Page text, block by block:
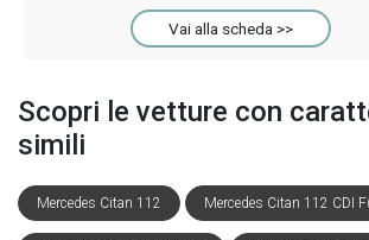
Vai alla scheda >>
Scopri le vetture con
simili
Mercedes Citan 112 Mercedes Citan 112 CDI